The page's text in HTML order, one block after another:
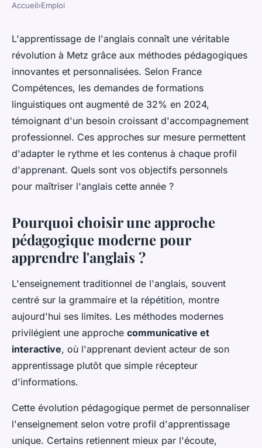
Explorez des cours d'anglais
innovants à metz pour tous !
Lyam•27 janvier 2026•7 min de lecture
Accueil›Emploi
L'apprentissage de l'anglais connaît une véritable
révolution à Metz grâce aux méthodes pédagogiques
innovantes et personnalisées. Selon France
Compétences, les demandes de formations
linguistiques ont augmenté de 32% en 2024,
témoignant d'un besoin croissant d'accompagnement
professionnel. Ces approches sur mesure permettent
d'adapter le rythme et les contenus à chaque profil
d'apprenant. Quels sont vos objectifs personnels
pour maîtriser l'anglais cette année ?
Pourquoi choisir une approche
pédagogique moderne pour
apprendre l'anglais ?
L'enseignement traditionnel de l'anglais, souvent
centré sur la grammaire et la répétition, montre
aujourd'hui ses limites. Les méthodes modernes
privilégient une approche communicative et
interactive, où l'apprenant devient acteur de son
apprentissage plutôt que simple récepteur
d'informations.
Cette évolution pédagogique permet de personnaliser
l'enseignement selon votre profil d'apprentissage
unique. Certains retiennent mieux par l'écoute,